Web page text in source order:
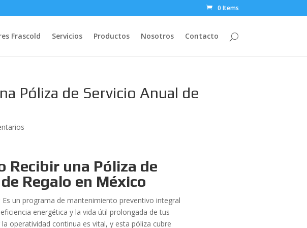
0 Items
Frascold Servicios Productos Nosotros Contacto
Póliza de Servicio Anual de
Recibir una Póliza de
Regalo en México
Es un programa de mantenimiento preventivo integral
energética y la vida útil prolongada de tus
operatividad continua es vital, y esta póliza cubre